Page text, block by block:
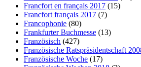
Francfort en français 2017 (15)
Francfort français 2017 (7)
Francophonie (80)
Frankfurter Buchmesse (13)
Französisch (427)
Französische Ratspräsidentschaft
Französische Woche (17)